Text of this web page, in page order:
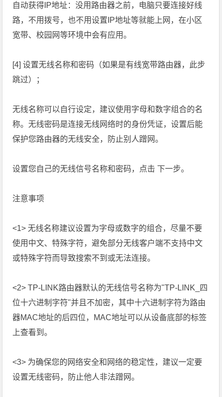
自动获得IP地址：没用路由器之前，电脑只要连接好线
路，不用拨号，也不用设置IP地址等就能上网，在小区
宽带、校园网等环境中会有应用。
[4] 设置无线名称和密码（如果是有线宽带路由器，此步
跳过）；
无线名称可以自行设定，建议使用字母和数字组合的名
称。无线密码是连接无线网络时的身份凭证，设置后能
保护您路由器的无线安全，防止别人蹭网。
设置您自己的无线信号名称和密码，点击 下一步。
注意事项
<1> 无线名称建议设置为字母或数字的组合，尽量不要
使用中文、特殊字符，避免部分无线客户端不支持中文
或特殊字符而导致搜索不到或无法连接。
<2> TP-LINK路由器默认的无线信号名称为"TP-LINK_四
位十六进制字符"并且不加密，其中十六进制字符为路由
器MAC地址的后四位，MAC地址可以从设备底部的标签
上查看到。
<3> 为确保您的网络安全和网络的稳定性，建议一定要
设置无线密码，防止他人非法蹭网。